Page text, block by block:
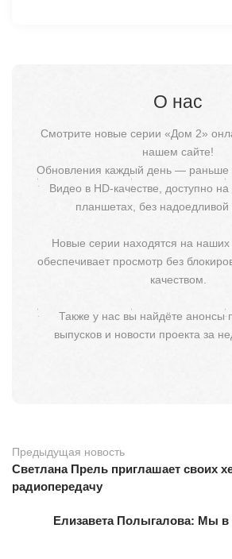
О нас
Смотрите новые серии «Дом 2»
нашем сайте!
Обновления каждый день — раньше
Видео в HD-качестве, доступно
планшетах, без надоедливой
Новые серии находятся на наших
обеспечивает просмотр без
качеством.
Также у нас вы найдёте анонсы
выпусков и новости проекта за
Предыдущая новость
Светлана Прель приглашает своих
радиопередачу
Елизавета Полыгалова: Мы в